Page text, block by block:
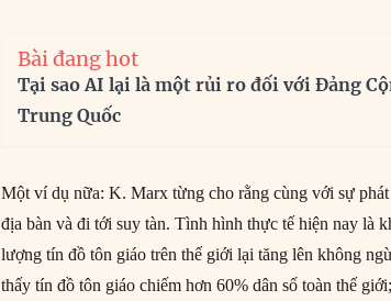
Bài đang hot
Tại sao AI lại là một rủi ro đối với Đảng
Trung Quốc
Một ví dụ nữa: K. Marx từng cho rằng cùng với sự
địa bàn và đi tới suy tàn. Tình hình thực tế hiện nay là
lượng tín đồ tôn giáo trên thế giới lại tăng lên không
thấy tín đồ tôn giáo chiếm hơn 60% dân số toàn thế